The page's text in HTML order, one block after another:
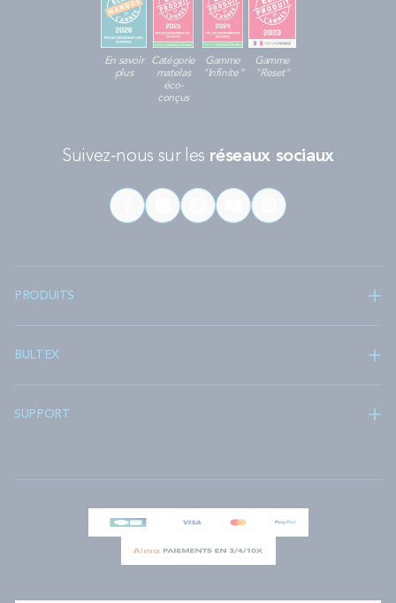
En savoir
plus
Catégorie
matelas
éco-
conçus
Gamme
"Infinite"
Gamme
"Reset"
Suivez-nous sur les réseaux sociaux
PRODUITS
BULTEX
SUPPORT